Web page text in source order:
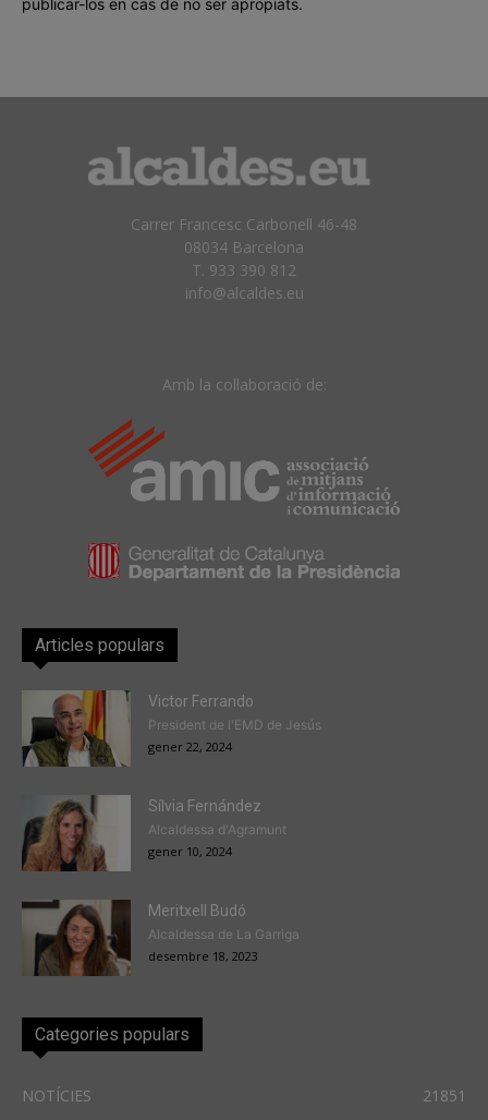
publicar-los en cas de no ser apropiats.
Carrer Francesc Carbonell 46-48
08034 Barcelona
T. 933 390 812
info@alcaldes.eu
Amb la col·laboració de:
Articles populars
Victor Ferrando
President de l'EMD de Jesús
gener 22, 2024
Sílvia Fernández
Alcaldessa d'Agramunt
gener 10, 2024
Meritxell Budó
Alcaldessa de La Garriga
desembre 18, 2023
Categories populars
NOTÍCIES
21851